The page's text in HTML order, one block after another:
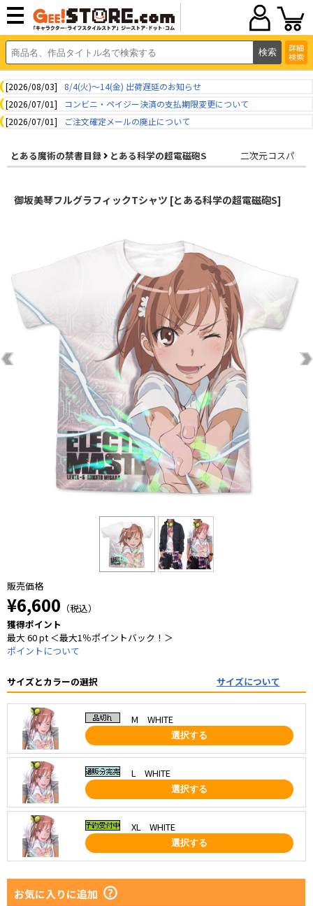
詳細
検索
[2026/08/03]
8/4(火)～14(金) 出荷遅延のお知らせ
[2026/07/01]
コンビニ・ペイジー決済の支払期限変更について
[2026/07/01]
ご注文確定メールの廃止について
とある魔術の禁書目録 とある科学の超電磁砲S 二次元コスパ
御坂美琴フルグラフィックTシャツ [とある科学の超電磁砲S]
販売価格
¥6,600 （税込）
獲得ポイント
最大 60 pt ＜最大1％ポイントバック！＞
ポイントについて
サイズとカラーの選択 サイズについて
M WHITE
選択する
L WHITE
選択する
XL WHITE
選択する
お気に入りに追加